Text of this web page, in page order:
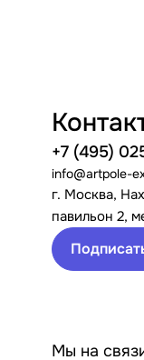
+7 (495)
info@artpole-
г. Москва,
павильон 2,
Мы на